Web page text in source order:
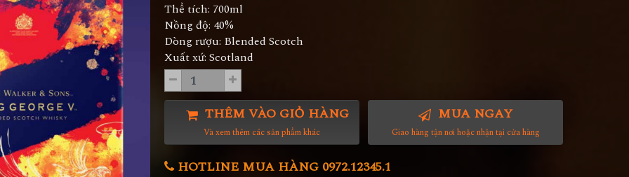
Thể tích: 700ml
Nồng độ: 40%
Dòng rượu: Blended Scotch
Xuất xứ: Scotland
THÊM VÀO GIỎ HÀNG
Và xem thêm các sản phẩm khác
MUA NGAY
Giao hàng tận nơi hoặc nhận tại cửa hàng
HOTLINE MUA HÀNG 0972.12345.1